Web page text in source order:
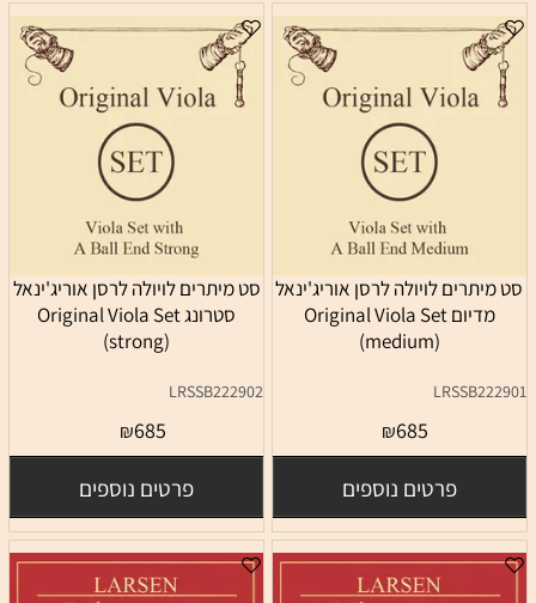
לויולה לרסן אוריג'ינאל
מדיום Original Viola Set
(medium)
₪
פרטים נוספים
סט מיתרים לויולה לרסן אוריג'ינאל
סטרונג Original Viola Set
(strong)
LRSSB222902
₪
פרטים נוספים